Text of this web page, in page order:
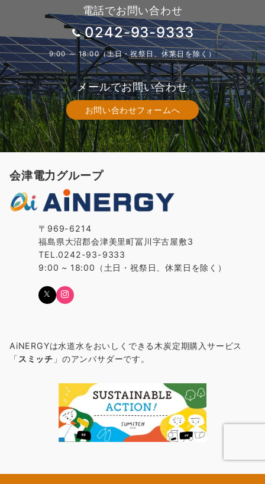
電話でお問い合わせ
0242-93-9333
9:00 ～ 18:00（土日・祝祭日、休業日を除く）
メールでお問い合わせ
お問い合わせフォームへ
会津電力グループ
〒969-6214
福島県大沼郡会津美里町冨川字古屋敷3
TEL.0242-93-9333
9:00 ~ 18:00（土日・祝祭日、休業日を除く）
AiNERGYは水道水をおいしくできる木炭定期購入サービス
「 スミッチ 」のアンバサダーです。